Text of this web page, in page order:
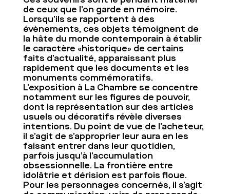
de ceux que l’on garde en mémoire.
Lorsqu’ils se rapportent à des
évènements, ces objets témoignent de
la hâte du monde contemporain à établir
le caractère «historique» de certains
faits d’actualité, apparaissant plus
rapidement que les documents et les
monuments commémoratifs.
L’exposition à La Chambre se concentre
notamment sur les figures de pouvoir,
dont la représentation sur des articles
usuels ou décoratifs révèle diverses
intentions. Du point de vue de l’acheteur,
il s’agit de s’approprier leur aura en les
faisant entrer dans leur quotidien,
parfois jusqu’à l’accumulation
obsessionnelle. La frontière entre
idolâtrie et dérision est parfois floue.
Pour les personnages concernés, il s’agit